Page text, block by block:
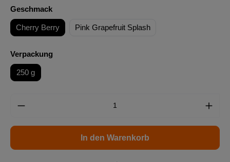
Geschmack
Cherry Berry Pink Grapefruit Splash
Verpackung
250 g
In den Warenkorb